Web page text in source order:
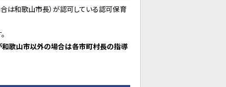
は和歌山市長）が認可している認可保育
歌山市以外の場合は各市町村長の指導